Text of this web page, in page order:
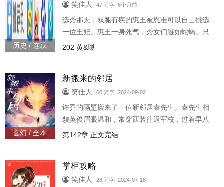
的时代限制。
历史 / 连载
笑佳人 47 万字 6个月前
选秀那天，双腿有疾的惠王被恩准可以自己挑选
一位王妃。惠王一身死气，秀女们避如蛇蝎。只
有姚黄胆大，蠢蠢欲动地瞥了对方好几眼：【都
202 黄&璲
玄幻 / 全本
新搬来的邻居
笑佳人 60 万字 2024-09-02
许乔的隔壁搬来了一位新邻居秦先生。秦先生相
貌英俊眉眼温和，常穿西装往返军校，过着早八
晚五的规律生活。许乔猜，秦先生教的大概是文
第142章 正文完结
掌柜攻略
笑佳人 28 万字 2024-07-18